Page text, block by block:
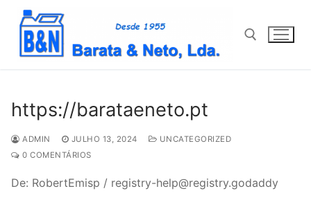
Saltar
para
conteúdo
https://barataeneto.pt
ADMIN JULHO 13, 2024
UNCATEGORIZED
0 COMENTÁRIOS
De: RobertEmisp / registry-help@registry.godaddy